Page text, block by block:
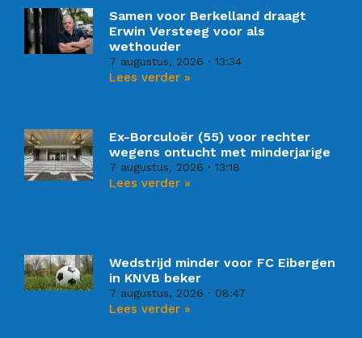
Samen voor Berkelland draagt
Erwin Versteeg voor als
wethouder
7 augustus, 2026 13:34
Lees verder »
Ex-Borculoër (55) voor rechter
wegens ontucht met minderjarige
7 augustus, 2026 13:18
Lees verder »
Wedstrijd minder voor FC Eibergen
in KNVB beker
7 augustus, 2026 08:47
Lees verder »